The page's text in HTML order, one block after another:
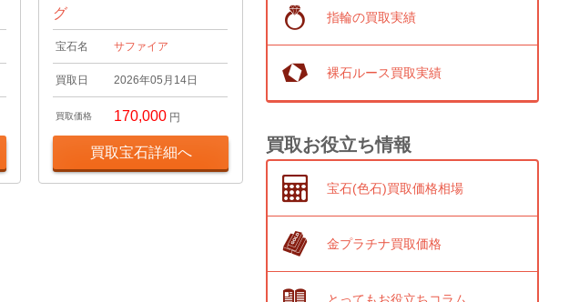
グ
宝石名 サファイア
買取日 2026年05月14日
買取価格 170,000 円
買取宝石詳細へ
指輪の買取実績
裸石ルース買取実績
買取お役立ち情報
宝石(色石)買取価格相場
金プラチナ買取価格
とってもお役立ちコラム